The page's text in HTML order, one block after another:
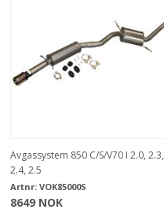
Avgassystem 850 C/S/V70 I 2.0, 2.3,
2.4, 2.5
Artnr: VOK85000S
8649 NOK